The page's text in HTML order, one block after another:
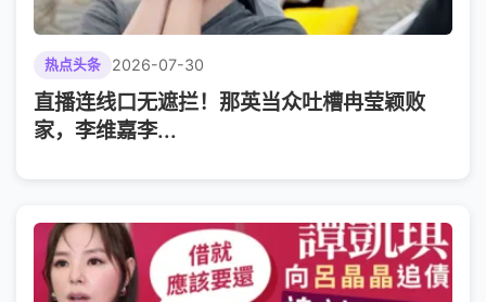
热点头条 2026-07-30
直播连线口无遮拦！那英当众吐槽冉莹颖败
家，李维嘉李...